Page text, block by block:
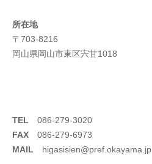
所在地
〒703-8216
岡山県岡山市東区宍甘1018
TEL 086-279-3020
FAX 086-279-6973
MAIL higasisien@pref.okayama.jp